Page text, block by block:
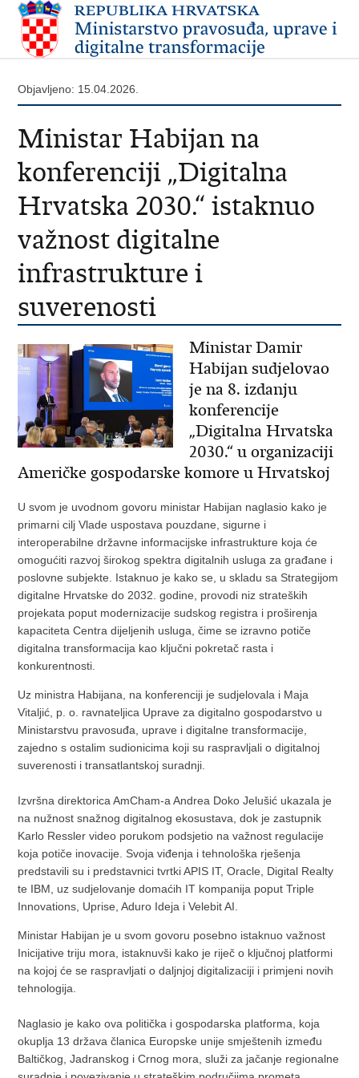
Objavljeno: 15.04.2026.
Ministar Habijan na
konferenciji „Digitalna
Hrvatska 2030.“ istaknuo
važnost digitalne
infrastrukture i
suverenosti
Ministar Damir
Habijan sudjelovao
je na 8. izdanju
konferencije
„Digitalna Hrvatska
2030.“ u organizaciji
Američke gospodarske komore u Hrvatskoj
U svom je uvodnom govoru ministar Habijan naglasio kako je
primarni cilj Vlade uspostava pouzdane, sigurne i
interoperabilne državne informacijske infrastrukture koja će
omogućiti razvoj širokog spektra digitalnih usluga za građane i
poslovne subjekte. Istaknuo je kako se, u skladu sa Strategijom
digitalne Hrvatske do 2032. godine, provodi niz strateških
projekata poput modernizacije sudskog registra i proširenja
kapaciteta Centra dijeljenih usluga, čime se izravno potiče
digitalna transformacija kao ključni pokretač rasta i
konkurentnosti.
Uz ministra Habijana, na konferenciji je sudjelovala i Maja
Vitaljić, p. o. ravnateljica Uprave za digitalno gospodarstvo u
Ministarstvu pravosuđa, uprave i digitalne transformacije,
zajedno s ostalim sudionicima koji su raspravljali o digitalnoj
suverenosti i transatlantskoj suradnji.
Izvršna direktorica AmCham-a Andrea Doko Jelušić ukazala je
na nužnost snažnog digitalnog ekosustava, dok je zastupnik
Karlo Ressler video porukom podsjetio na važnost regulacije
koja potiče inovacije. Svoja viđenja i tehnološka rješenja
predstavili su i predstavnici tvrtki APIS IT, Oracle, Digital Realty
te IBM, uz sudjelovanje domaćih IT kompanija poput Triple
Innovations, Uprise, Aduro Ideja i Velebit AI.
Ministar Habijan je u svom govoru posebno istaknuo važnost
Inicijative triju mora, istaknuvši kako je riječ o ključnoj platformi
na kojoj će se raspravljati o daljnjoj digitalizaciji i primjeni novih
tehnologija.
Naglasio je kako ova politička i gospodarska platforma, koja
okuplja 13 država članica Europske unije smještenih između
Baltičkog, Jadranskog i Crnog mora, služi za jačanje regionalne